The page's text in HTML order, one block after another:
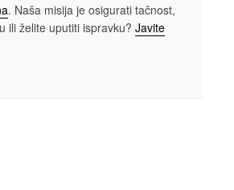
. Naša misija je osigurati tačnost,
ili želite uputiti ispravku? Javite